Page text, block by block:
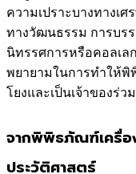
ความเปราะบางทางเ
ทางวัฒนธรรม การบรร
นิทรรศการหรือคอลเล
พยายามในการทำให้
โยงและเป็นเจ้าของร่ว
จากพิพิธภัณฑ์เครื่อ
ประวัติศาสตร์